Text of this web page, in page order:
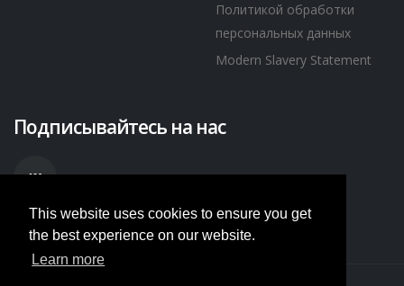
This website uses cookies to ensure you get
the best experience on our website.
Learn more
Политикой обработки
персональных данных
Modern Slavery Statement
Подписывайтесь на нас